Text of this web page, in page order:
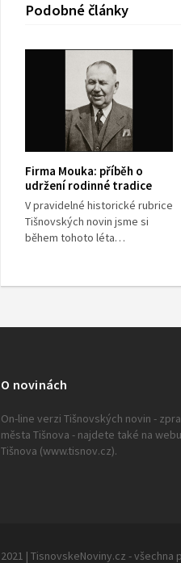
Podobné články
Firma Mouka: příběh o
udržení rodinné tradice
V pravidelné historické rubrice
Tišnovských novin jsme si
během tohoto léta…
O novinách
On-line verzi Tišnovských novin -
města Tišnova - najdete také na
Tišnova (www.tisnov.cz).
2021 | TisnovskeNoviny.cz - všechna